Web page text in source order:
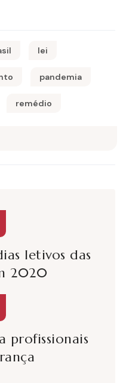
lei
pandemia
remédio
letivos das
2020
profissionais